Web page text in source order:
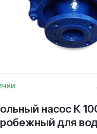
насос К
для